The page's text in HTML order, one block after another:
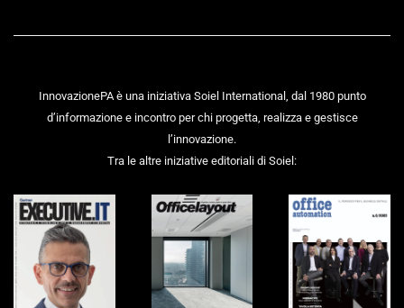
InnovazionePA è una iniziativa Soiel International, dal 1980 punto
d’informazione e incontro per chi progetta, realizza e gestisce
l’innovazione.
Tra le altre iniziative editoriali di Soiel: